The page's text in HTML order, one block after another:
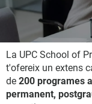
La UPC School of
t'ofereix un extens
de 200 programes
permanent,